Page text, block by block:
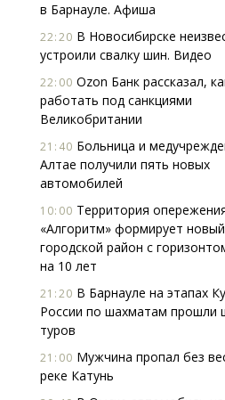
в Барнауле. Афиша
22:20 В Новосибирске
устроили свалку шин. Видео
22:00 Ozon Банк рассказал,
работать под санкциями
Великобритании
21:40 Больница и
Алтае получили пять новых
автомобилей
10:00 Территория
«Алгоритм» формирует новый
городской район с
на 10 лет
21:20 В Барнауле на этапах
России по шахматам прошли
туров
21:00 Мужчина пропал без
реке Катунь